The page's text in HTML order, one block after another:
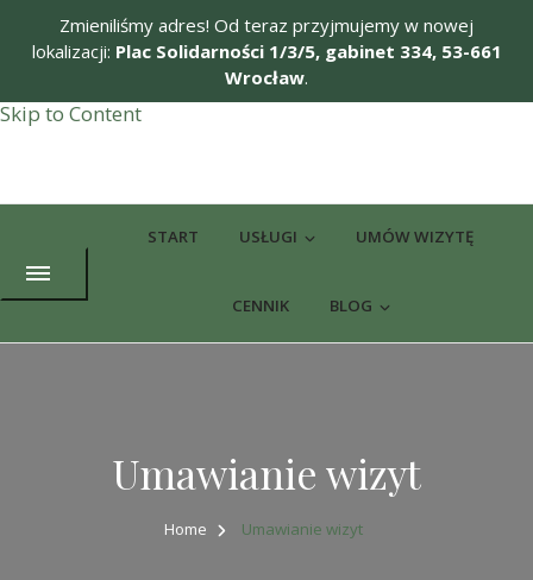
Zmieniliśmy adres! Od teraz przyjmujemy w nowej
lokalizacji: Plac Solidarności 1/3/5, gabinet 334, 53-661
Wrocław.
Skip to Content
START USŁUGI UMÓW WIZYTĘ
CENNIK BLOG
Umawianie wizyt
Home Umawianie wizyt